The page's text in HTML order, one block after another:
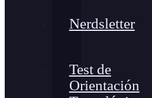
Nerdsletter
Test de
Orientación